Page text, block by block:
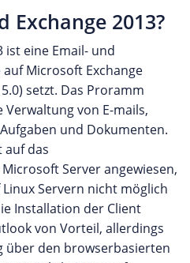
Exchange 2013?
ist eine Email- und
Microsoft Exchange
setzt. Das Proramm
von E-mails,
und Dokumenten.
auf das
Server angewiesen,
Servern nicht möglich
Installation der Client
von Vorteil, allerdings
über den browserbasierten